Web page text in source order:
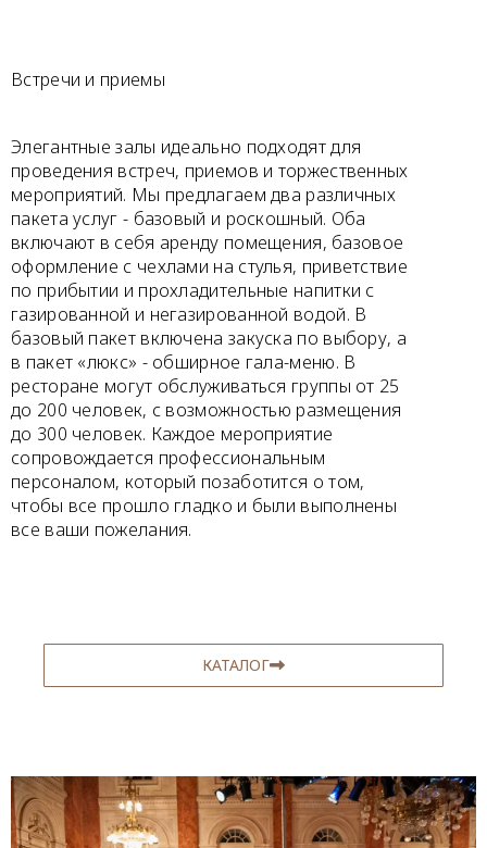
Встречи и приемы
Элегантные залы идеально подходят для
проведения встреч, приемов и торжественных
мероприятий. Мы предлагаем два различных
пакета услуг - базовый и роскошный. Оба
включают в себя аренду помещения, базовое
оформление с чехлами на стулья, приветствие
по прибытии и прохладительные напитки с
газированной и негазированной водой. В
базовый пакет включена закуска по выбору, а
в пакет «люкс» - обширное гала-меню. В
ресторане могут обслуживаться группы от 25
до 200 человек, с возможностью размещения
до 300 человек. Каждое мероприятие
сопровождается профессиональным
персоналом, который позаботится о том,
чтобы все прошло гладко и были выполнены
все ваши пожелания.
КАТАЛОГ